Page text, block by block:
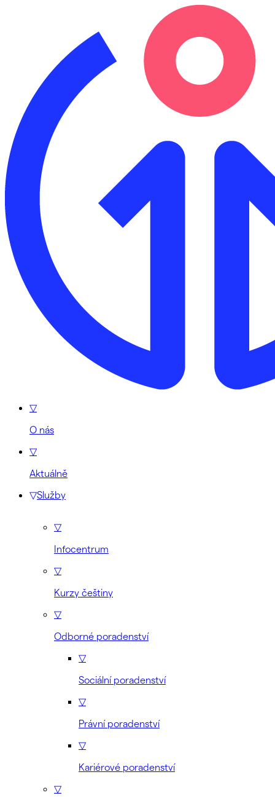
▽
O nás
▽
Aktuálně
▽Služby
▽
Infocentrum
▽
Kurzy češtiny
▽
Odborné poradenství
▽
Sociální poradenství
▽
Právní poradenství
▽
Kariérové poradenství
▽